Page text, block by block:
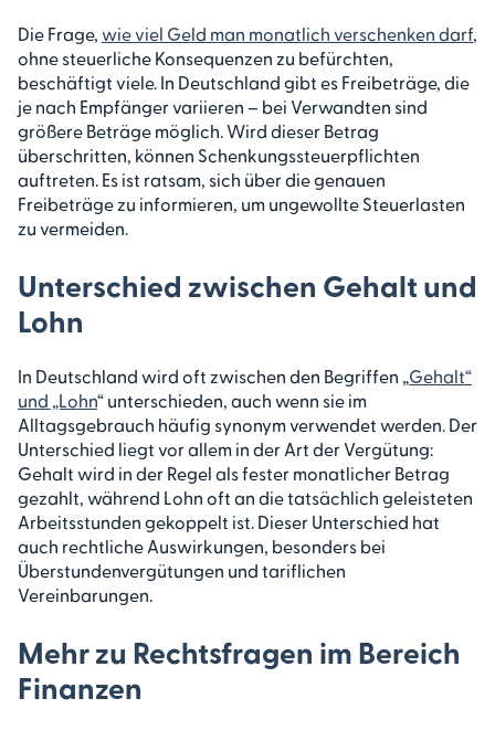
Die Frage, wie viel Geld man monatlich verschenken darf,
ohne steuerliche Konsequenzen zu befürchten,
beschäftigt viele. In Deutschland gibt es Freibeträge, die
je nach Empfänger variieren – bei Verwandten sind
größere Beträge möglich. Wird dieser Betrag
überschritten, können Schenkungssteuerpflichten
auftreten. Es ist ratsam, sich über die genauen
Freibeträge zu informieren, um ungewollte Steuerlasten
zu vermeiden.
Unterschied zwischen Gehalt und
Lohn
In Deutschland wird oft zwischen den Begriffen „Gehalt“
und „Lohn“ unterschieden, auch wenn sie im
Alltagsgebrauch häufig synonym verwendet werden. Der
Unterschied liegt vor allem in der Art der Vergütung:
Gehalt wird in der Regel als fester monatlicher Betrag
gezahlt, während Lohn oft an die tatsächlich geleisteten
Arbeitsstunden gekoppelt ist. Dieser Unterschied hat
auch rechtliche Auswirkungen, besonders bei
Überstundenvergütungen und tariflichen
Vereinbarungen.
Mehr zu Rechtsfragen im Bereich
Finanzen